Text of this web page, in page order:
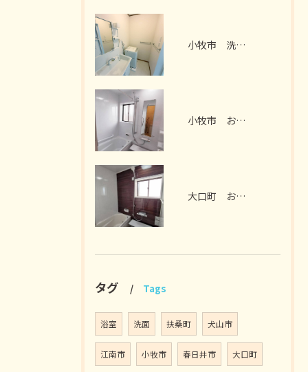
小牧市 洗面脱衣室リフォーム I様邸 2026年7月
小牧市 お風呂リフォーム I様邸 2026年7月
大口町 お風呂リフォーム M様邸 2026年7月
タグ Tags
浴室 洗面 扶桑町 犬山市
江南市 小牧市 春日井市 大口町